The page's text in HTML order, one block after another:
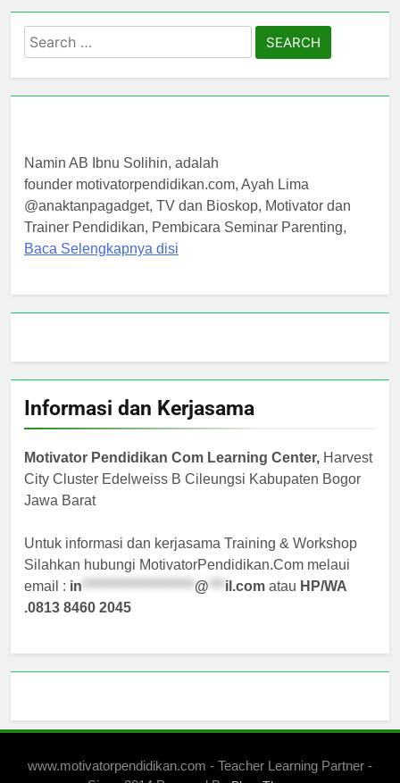
Search
for:
Namin AB Ibnu Solihin, adalah
founder motivatorpendidikan.com, Ayah Lima
@anaktanpagadget, TV dan Bioskop, Motivator dan
Trainer Pendidikan, Pembicara Seminar Parenting,
Baca Selengkapnya disi
Informasi dan Kerjasama
Motivator Pendidikan Com Learning Center, Harvest
City Cluster Edelweiss B Cileungsi Kabupaten Bogor
Jawa Barat
Untuk informasi dan kerjasama Training & Workshop
Silahkan hubungi MotivatorPendidikan.Com melaui
email : in ********************* @ *** il.com atau HP/WA
.0813 8460 2045
www.motivatorpendidikan.com - Teacher Learning Partner -